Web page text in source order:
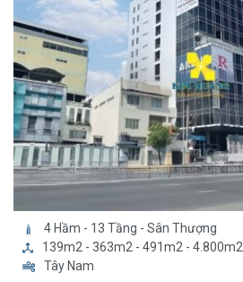
4 Hầm - 13 Tầng - Sân Thượng
139m2 - 363m2 - 491m2 - 4.800m2
Tây Nam